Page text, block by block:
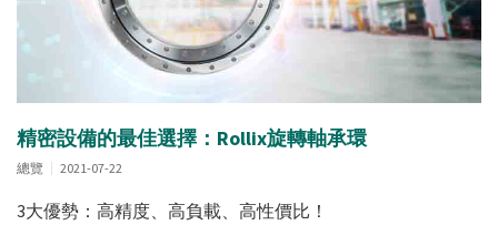
精密設備的最佳選擇：Rollix旋轉軸承環
總覽 2021-07-22
3大優勢：高精度、高負載、高性價比！